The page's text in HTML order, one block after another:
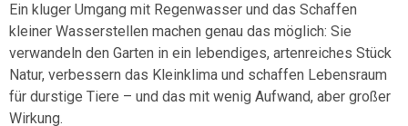
Ein kluger Umgang mit Regenwasser und das Schaffen
kleiner Wasserstellen machen genau das möglich: Sie
verwandeln den Garten in ein lebendiges, artenreiches Stück
Natur, verbessern das Kleinklima und schaffen Lebensraum
für durstige Tiere – und das mit wenig Aufwand, aber großer
Wirkung.